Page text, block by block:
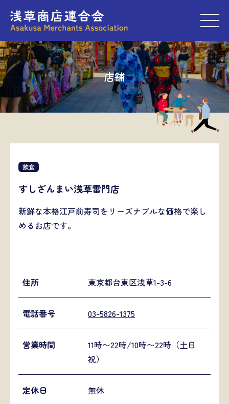
店舗
飲食
すしざんまい浅草雷門店
新鮮な本格江戸前寿司をリーズナブルな価格で楽し
めるお店です。
住所 東京都台東区浅草1-3-6
電話番号 03-5826-1375
営業時間
11時〜22時/10時〜22時（土日
祝）
定休日 無休